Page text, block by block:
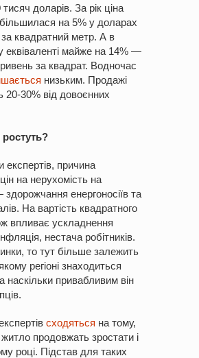
доларів. За рік ціна
на 5% у доларах
квадратний метр. А в
еквіваленті майже на 14% —
за квадрат. Водночас
низьким. Продажі
20-30% від довоєнних
експертів, причина
на нерухомість на
здорожчання енергоносіїв та
На вартість квадратного
впливає ускладнення
нестача робітників.
то тут більше залежить
регіоні знаходиться
наскільки привабливим він
сходяться на тому,
продовжать зростати і
році. Підстав для таких